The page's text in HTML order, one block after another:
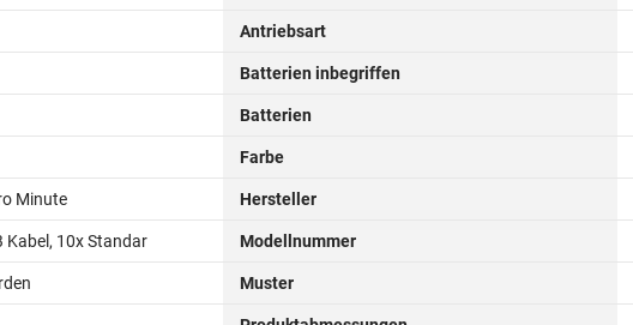
Antriebsart
Batterien inbegriffen
Batterien
Farbe
Minute Hersteller
Kabel, 10x Standar Modellnummer
Muster